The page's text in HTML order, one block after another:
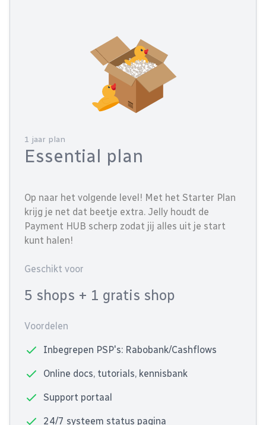
1 jaar plan
Essential plan
Op naar het volgende level! Met het Starter Plan
krijg je net dat beetje extra. Jelly houdt de
Payment HUB scherp zodat jij alles uit je start
kunt halen!
Geschikt voor
5 shops + 1 gratis shop
Voordelen
Inbegrepen PSP's: Rabobank/Cashflows
Online docs, tutorials, kennisbank
Support portaal
24/7 systeem status pagina